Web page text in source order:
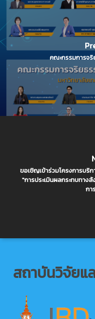
คณะกรรมการจริ
ขอเชิญเข้าร่วมโครงการบริ
"การประเมินผลกระทบทาง
กา
สถาบันวิจัยแ